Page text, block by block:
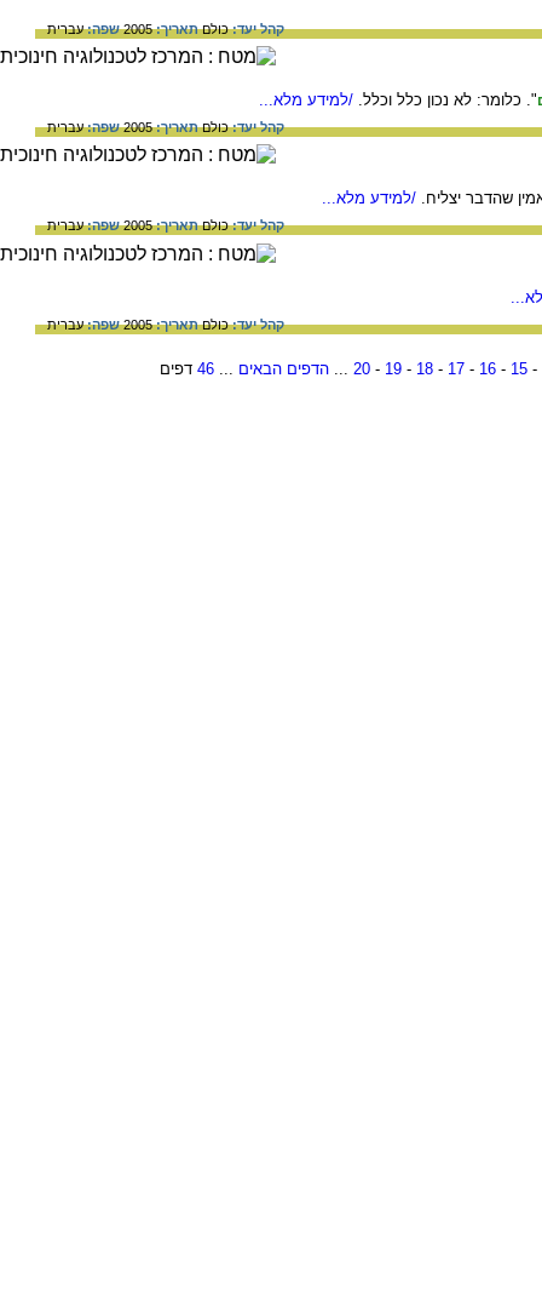
קהל יעד:כולםתאריך:2005 שפה:עברית
". כלומר: לא נכון כלל וכלל. /למידע מלא...
קהל יעד:כולםתאריך:2005 שפה:עברית
שהדבר יצליח. /למידע מלא...
קהל יעד:כולםתאריך:2005 שפה:עברית
קהל יעד:כולםתאריך:2005 שפה:עברית
-
15
-
16
-
17
-
18
-
19
-
20
...הדפים הבאים ...
46 דפים